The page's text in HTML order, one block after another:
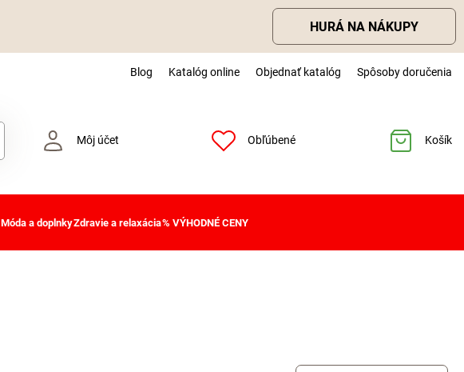
HURÁ NA NÁKUPY
Blog Katalóg online Objednať katalóg Spôsoby doručenia
Môj účet Obľúbené Košík
Móda a doplnkyZdravie a relaxácia% VÝHODNÉ CENY